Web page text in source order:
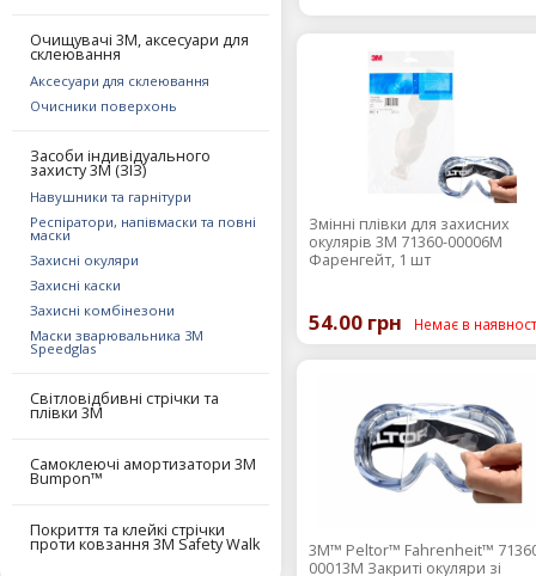
Очищувачі 3М, аксесуари для
склеювання
Аксесуари для склеювання
Очисники поверхонь
Засоби індивідуального
захисту 3M (ЗІЗ)
Навушники та гарнітури
Респіратори, напівмаски та повні
маски
Захисні окуляри
Захисні каски
Захисні комбінезони
Маски зварювальника 3М
Speedglas
Світловідбивні стрічки та
плівки 3М
Самоклеючі амортизатори 3М
Bumpon™
Покриття та клейкі стрічки
проти ковзання 3М Safety Walk
Змінні плівки для захисних
окулярів 3М 71360-00006M
Фаренгейт, 1 шт
54.00 грн Немає в
3М™ Peltor™ Fahrenheit™
00013М Закриті окуляри зі